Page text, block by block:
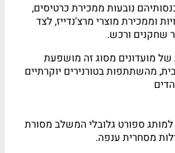
נובעות ממכירת כרטיסים,
וממכירת מוצרי מרצ'נדייז, לצד
שחקנים ורכש.
מועדונים מסוג זה מושפעת
מהשתתפות בטורנירים יוקרתיים
ספורט גלובלי המשלב מסורת
מסחרית ענפה.